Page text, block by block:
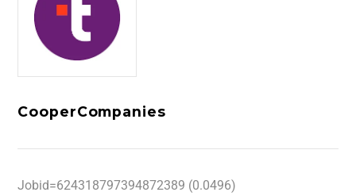
CooperCompanies
Jobid=624318797394872389 (0.0496)